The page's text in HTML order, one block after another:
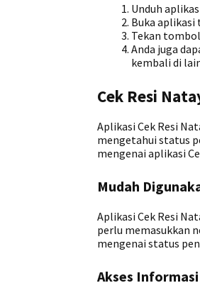
Unduh
Buka aplikasi
Tekan
Anda juga
kembali di
Cek Resi
Aplikasi Cek Resi
mengetahui status
mengenai aplikasi
Mudah
Aplikasi Cek Resi
perlu memasukkan
mengenai status
Akses